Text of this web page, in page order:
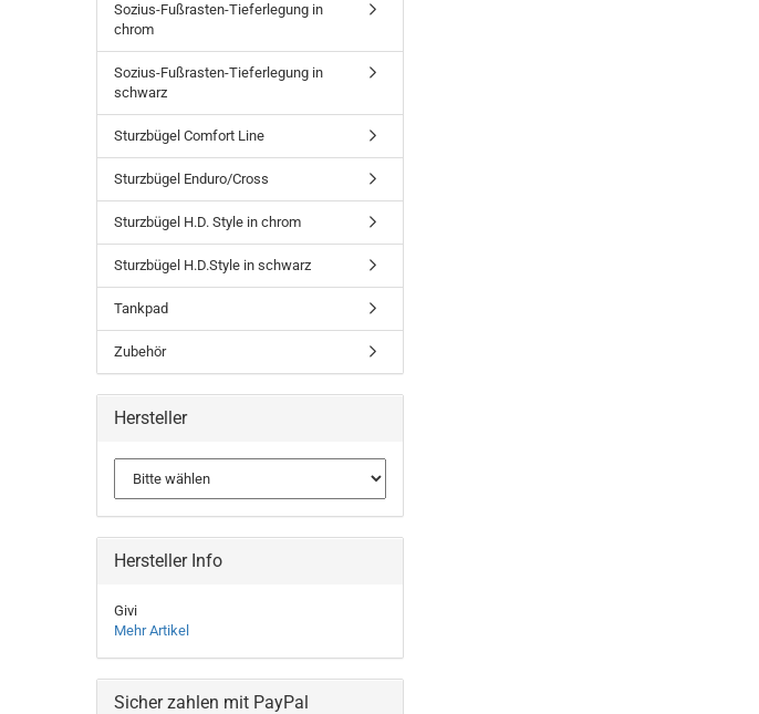
Sozius-Fußrasten-Tieferlegung in
chrom
Sozius-Fußrasten-Tieferlegung in
schwarz
Sturzbügel Comfort Line
Sturzbügel Enduro/Cross
Sturzbügel H.D. Style in chrom
Sturzbügel H.D.Style in schwarz
Tankpad
Zubehör
Hersteller
Hersteller Info
Givi
Mehr Artikel
Sicher zahlen mit PayPal